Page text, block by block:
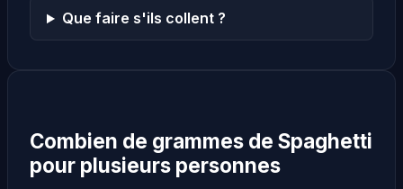
Que faire s'ils collent ?
Combien de grammes de Spaghetti
pour plusieurs personnes